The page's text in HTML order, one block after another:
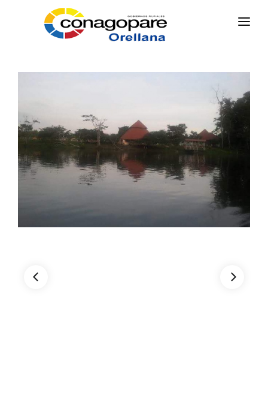
PARROQUIAS
TRANSPARENCIA
EJECUCIÓN Y PRESUPUESTO
GESTIÓN ADMINISTRATIVA
Plan Anual Contratación - PAC
APLICATIVOS